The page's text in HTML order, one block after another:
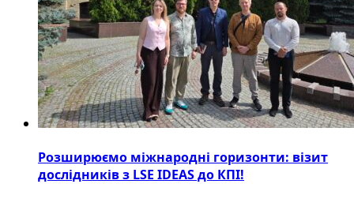
Розширюємо міжнародні горизонти: візит
дослідників з LSE IDEAS до КПІ!